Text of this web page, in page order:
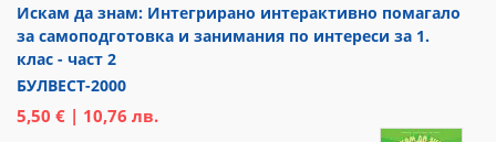
Искам да знам: Интегрирано интерактивно помагало
за самоподготовка и занимания по интереси за 1.
клас - част 2
БУЛВЕСТ-2000
5,50 € | 10,76 лв.